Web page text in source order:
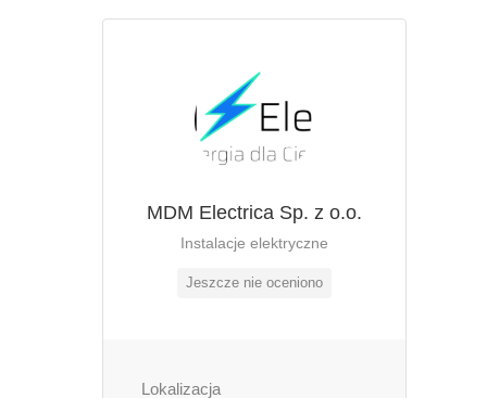
MDM Electrica Sp. z o.o.
Instalacje elektryczne
Jeszcze nie oceniono
Lokalizacja